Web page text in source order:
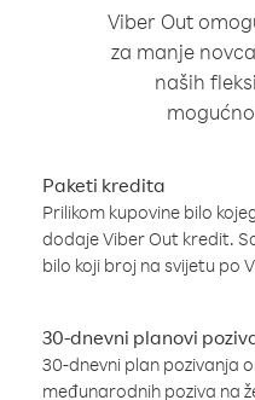
Viber Out
za manje
naših
Paketi kredita
Prilikom kupovine bilo
dodaje Viber Out kredit.
bilo koji broj na svijetu po
30-dnevni planovi
30-dnevni plan pozivanja
međunarodnih poziva na